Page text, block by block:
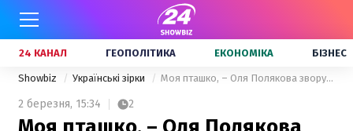
24 КАНАЛ ГЕОПОЛІТИКА ЕКОНОМІКА БІЗНЕС
Showbiz Українські зірки Моя пташко, – Оля Полякова зворушливо привітала доньку Марію з днем народження
2 березня, 15:34 2